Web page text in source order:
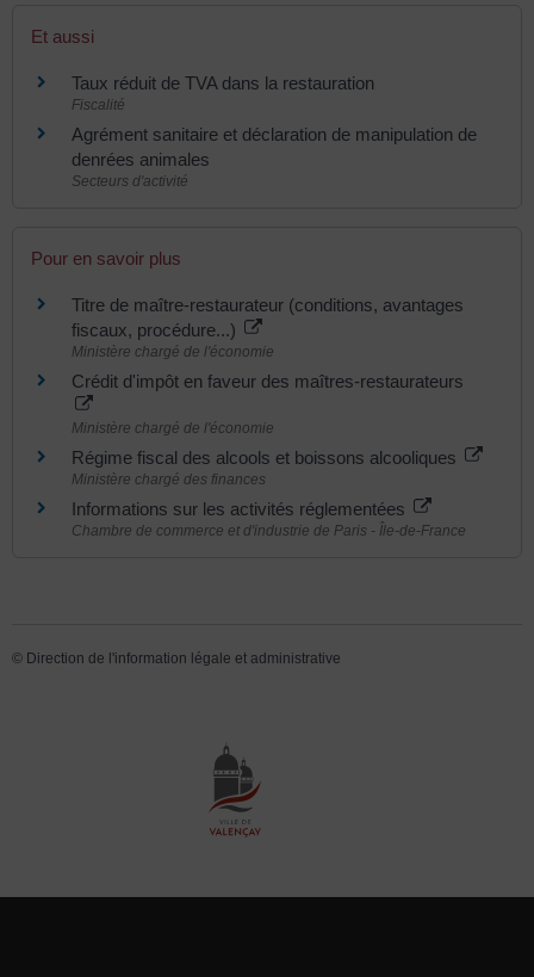
Et aussi
Taux réduit de TVA dans la restauration
Fiscalité
Agrément sanitaire et déclaration de manipulation de
denrées animales
Secteurs d'activité
Pour en savoir plus
Titre de maître-restaurateur (conditions, avantages
fiscaux, procédure...)
Ministère chargé de l'économie
Crédit d'impôt en faveur des maîtres-restaurateurs
Ministère chargé de l'économie
Régime fiscal des alcools et boissons alcooliques
Ministère chargé des finances
Informations sur les activités réglementées
Chambre de commerce et d'industrie de Paris - Île-de-France
© Direction de l'information légale et administrative